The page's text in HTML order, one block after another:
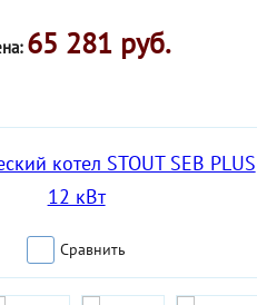
65 281 руб.
Сравнить